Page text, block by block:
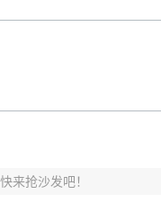
来抢沙发吧！